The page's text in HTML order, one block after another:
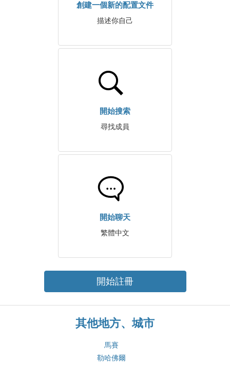
創建一個新的配置文件
描述你自己
開始搜索
尋找成員
開始聊天
繁體中文
開始註冊
其他地方、城市
馬賽
勒哈佛爾